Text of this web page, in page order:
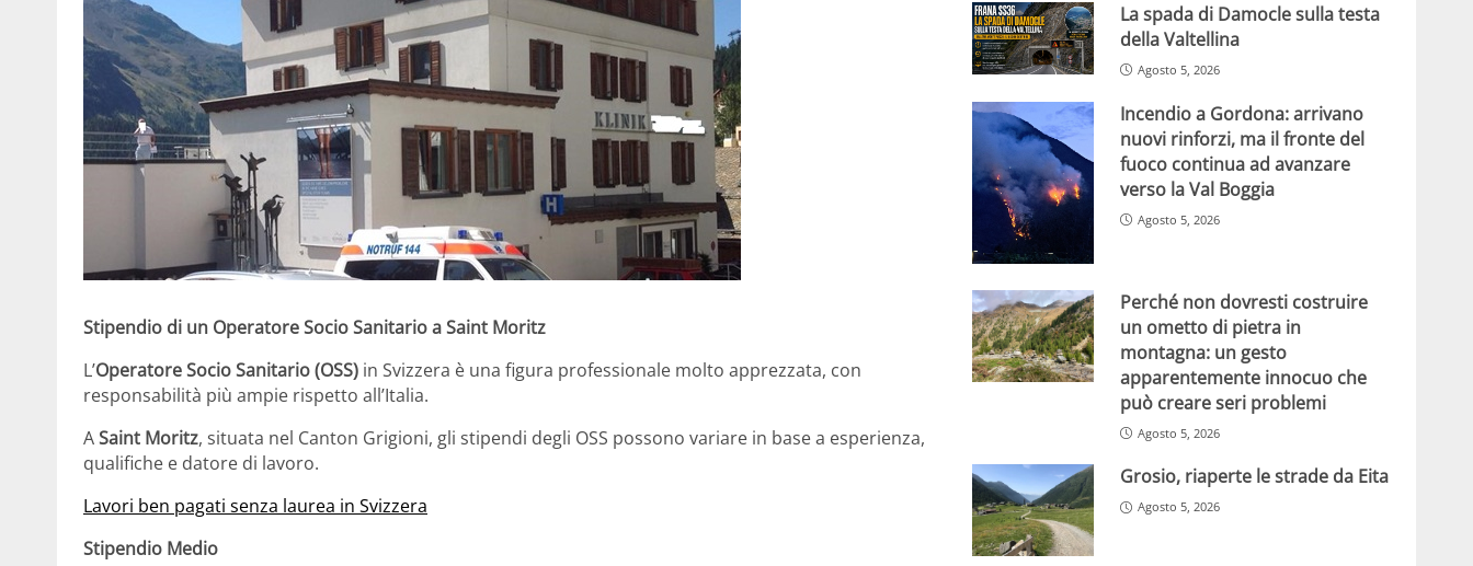
Stipendio di un Operatore Socio Sanitario a Saint Moritz
L’Operatore Socio Sanitario (OSS) in Svizzera è una figura professionale molto apprezzata, con
responsabilità più ampie rispetto all’Italia.
ASaint Moritz, situata nel Canton Grigioni, gli stipendi degli OSS possono variare in base a esperienza,
qualifiche e datore di lavoro.
Lavori ben pagati senza laurea in Svizzera
Stipendio Medio
La spada di Damocle sulla testa
della Valtellina
Agosto 5, 2026
Incendio a Gordona: arrivano
nuovi rinforzi, ma il fronte del
fuoco continua ad avanzare
verso la Val Boggia
Agosto 5, 2026
Perché non dovresti costruire
un ometto di pietra in
montagna: un gesto
apparentemente innocuo che
può creare seri problemi
Agosto 5, 2026
Grosio, riaperte le strade da Eita
Agosto 5, 2026